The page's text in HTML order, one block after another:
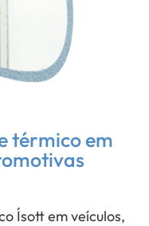
térmico em
Ísott em veículos,